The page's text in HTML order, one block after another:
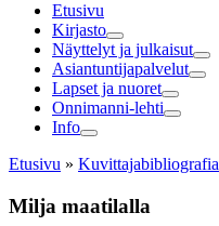
Etusivu
Kirjasto
Näyttelyt ja julkaisut
Asiantuntija­palvelut
Lapset ja nuoret
Onnimanni-lehti
Info
Etusivu » Kuvittaja­bibliografia
Milja maatilalla